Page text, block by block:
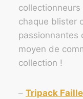
chaque blister
passionnantes
moyen de
collection !
– Tripack